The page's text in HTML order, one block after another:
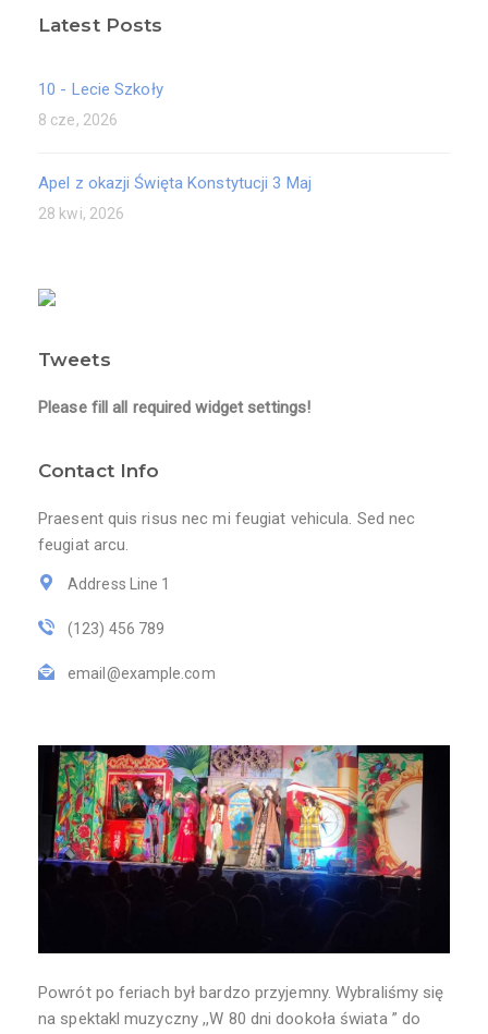
Latest Posts
10 - Lecie Szkoły
8 cze, 2026
Apel z okazji Święta Konstytucji 3 Maj
28 kwi, 2026
Tweets
Please fill all required widget settings!
Contact Info
Praesent quis risus nec mi feugiat vehicula. Sed nec
feugiat arcu.
Address Line 1
(123) 456 789
email@example.com
Powrót po feriach był bardzo przyjemny. Wybraliśmy się
na spektakl muzyczny ,,W 80 dni dookoła świata ” do